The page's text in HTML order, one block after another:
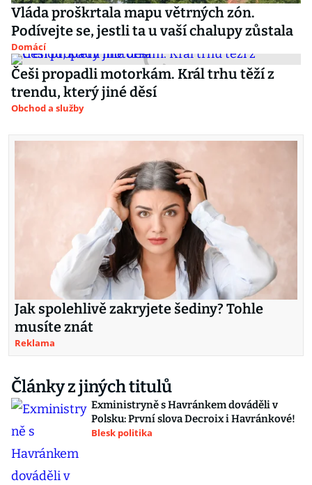
Vláda proškrtala mapu větrných zón.
Podívejte se, jestli ta u vaší chalupy zůstala
Domácí
Češi propadli motorkám. Král trhu těží z
trendu, který jiné děsí
Obchod a služby
Jak spolehlivě zakryjete šediny? Tohle
musíte znát
Reklama
Články z jiných titulů
Exministryně s Havránkem dováděli v
Polsku: První slova Decroix i Havránkové!
Blesk politika